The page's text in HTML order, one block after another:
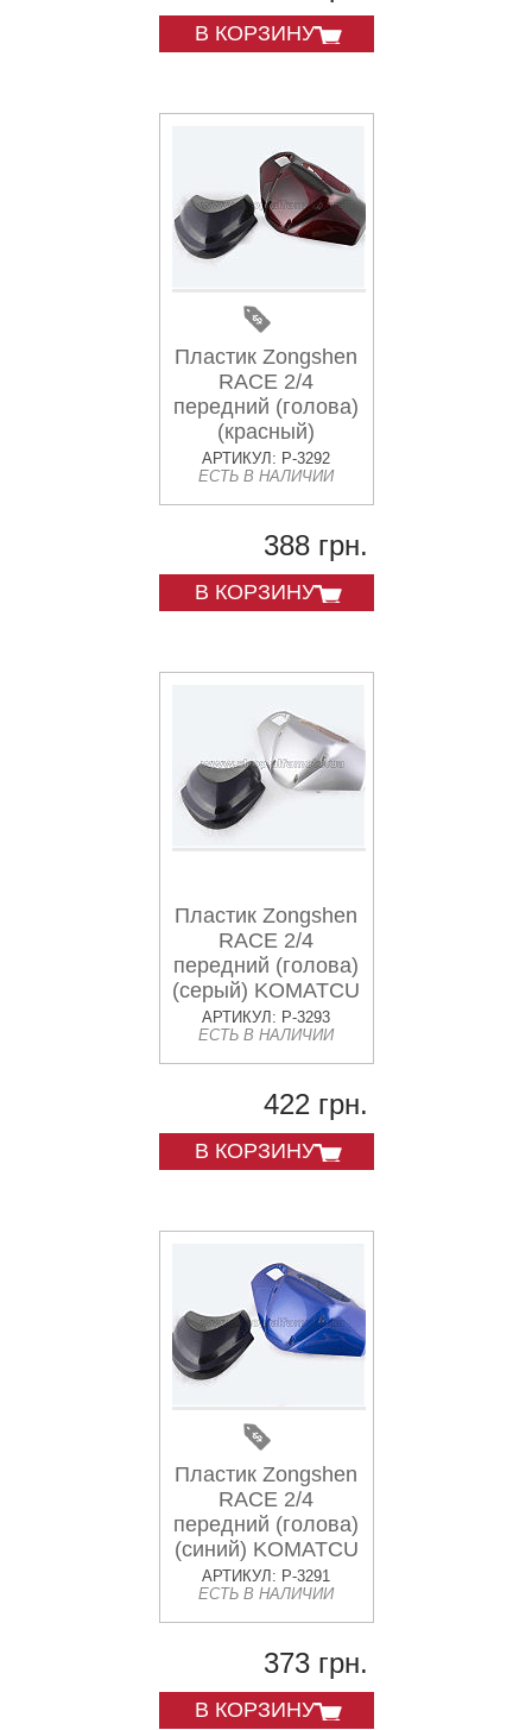
В КОРЗИНУ
Пластик Zongshen
RACE 2/4
передний (голова)
(красный)
KOMATCU
АРТИКУЛ: P-3292
ЕСТЬ В НАЛИЧИИ
388 грн.
В КОРЗИНУ
Пластик Zongshen
RACE 2/4
передний (голова)
(серый) KOMATCU
АРТИКУЛ: P-3293
ЕСТЬ В НАЛИЧИИ
422 грн.
В КОРЗИНУ
Пластик Zongshen
RACE 2/4
передний (голова)
(синий) KOMATCU
АРТИКУЛ: P-3291
ЕСТЬ В НАЛИЧИИ
373 грн.
В КОРЗИНУ